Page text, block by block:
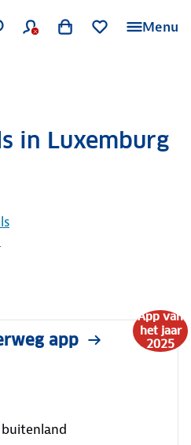
Menu
in Luxemburg
App van
het jaar
2025
app